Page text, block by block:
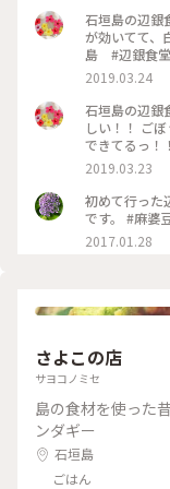
石垣島の辺銀
が効いてて、
島 #辺銀食
2019.03.24
石垣島の辺銀
しい！！ ご
できてるっ
2019.03.23
初めて行った
です。 #麻婆
2017.01.28
さよこの店
サヨコノミセ
島の食材を使った
ンダギー
石垣島
ごはん